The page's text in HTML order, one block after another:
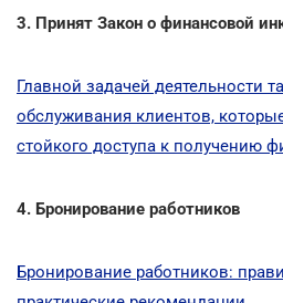
3. Принят Закон о финансовой
Главной задачей деятельности
обслуживания клиентов,
стойкого доступа к получению
4. Бронирование работников
Бронирование работников: